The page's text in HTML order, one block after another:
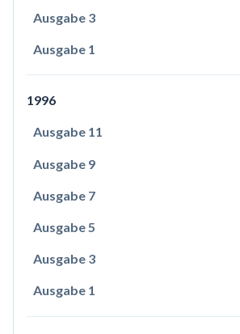
Ausgabe 3
Ausgabe 1
1996
Ausgabe 11
Ausgabe 9
Ausgabe 7
Ausgabe 5
Ausgabe 3
Ausgabe 1